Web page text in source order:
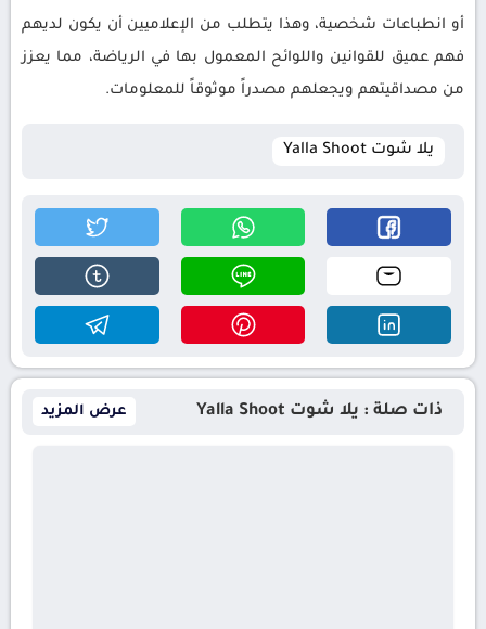
أو انطباعات شخصية، وهذا يتطلب من الإعلاميين أن يكون لديهم
فهم عميق للقوانين واللوائح المعمول بها في الرياضة، مما يعزز
من مصداقيتهم ويجعلهم مصدراً موثوقاً للمعلومات.
يلا شوت Yalla Shoot
ذات صلة : يلا شوت Yalla Shoot عرض المزيد